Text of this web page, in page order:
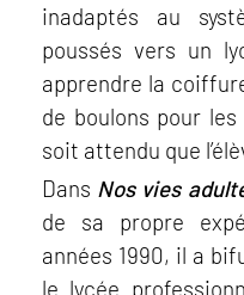
inadaptés au
poussés vers un
apprendre la
de boulons pour
soit attendu que
Dans Nos vies
de sa propre
années 1990, il a
le lycée